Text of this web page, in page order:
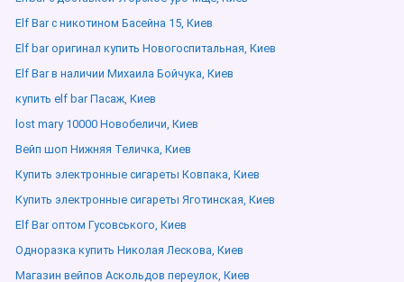
Elf Bar с никотином Басейна 15, Киев
Elf bar оригинал купить Новогоспитальная, Киев
Elf Bar в наличии Михаила Бойчука, Киев
купить elf bar Пасаж, Киев
lost mary 10000 Новобеличи, Киев
Вейп шоп Нижняя Теличка, Киев
Купить электронные сигареты Ковпака, Киев
Купить электронные сигареты Яготинская, Киев
Elf Bar оптом Гусовського, Киев
Одноразка купить Николая Лескова, Киев
Магазин вейпов Аскольдов переулок, Киев